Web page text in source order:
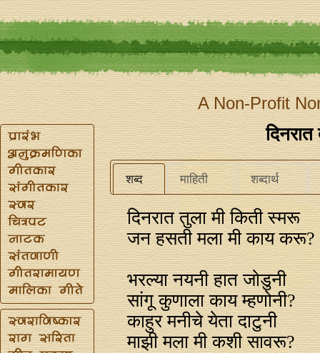
A Non-Profit
दिनरात
शब्द माहिती शब्दार्थ
दिनरात तुला मी किती स्मरू
जन हसती मला मी काय करू?
भरल्या नयनी हात जोडुनी
सांगू कुणाला काय म्हणोनी?
काहुर मनीचे येता दाटुनी
माझी मला मी कशी सावरू?